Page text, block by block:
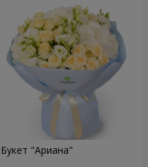
Букет "Ариана"